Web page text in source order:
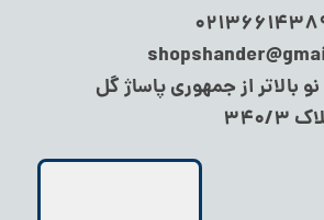
نو بالاتر از جمهوری پاساژ گل
۳